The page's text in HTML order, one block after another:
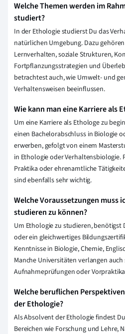
Welche Themen werden im
studiert?
In der Ethologie studierst Du das
natürlichen Umgebung. Dazu
Lernverhalten, soziale Strukturen,
Fortpflanzungsstrategien und
betrachtest auch, wie Umwelt- und
Verhaltensweisen beeinflussen.
Wie kann man eine Karriere als
Um eine Karriere als Ethologe zu
einen Bachelorabschluss in Biologie
erwerben, gefolgt von einem
in Ethologie oder Verhaltensbiologie.
Praktika oder ehrenamtliche
sind ebenfalls sehr wichtig.
Welche Voraussetzungen muss
studieren zu können?
Um Ethologie zu studieren, benötigst
oder ein gleichwertiges
Kenntnisse in Biologie, Chemie,
Manche Universitäten verlangen auch
Aufnahmeprüfungen oder
Welche beruflichen
der Ethologie?
Als Absolvent der Ethologie findest
Bereichen wie Forschung und Lehre,